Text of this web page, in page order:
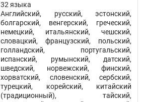
32 языка
Английский, русский, эстонский,
болгарский, венгерский, греческий,
немецкий, итальянский, чешский,
словацкий, французский, польский,
голландский, португальский,
испанский, румынский, датский,
шведский, норвежский, финский,
хорватский, словенский, сербский,
турецкий, корейский, китайский
(традиционный), тайский,